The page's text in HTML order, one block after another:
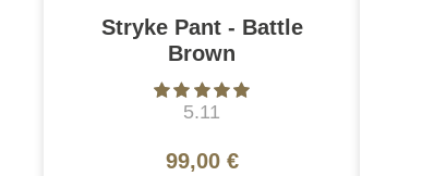
Stryke Pant - Battle
Brown
5.11
99,00 €